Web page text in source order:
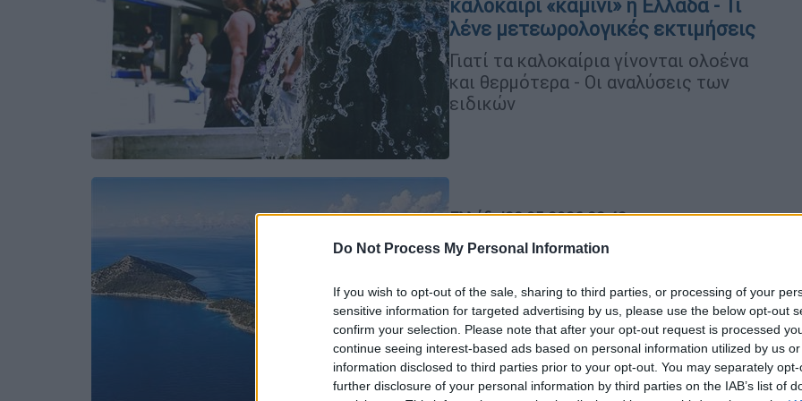
Do Not Process My Personal Information
If you wish to opt-out of the sale, sharing to third parties, or processing of your
sensitive information for targeted advertising by us, please use the below opt-out
confirm your selection. Please note that after your opt-out request is processed
continue seeing interest-based ads based on personal information utilized by us
information disclosed to third parties prior to your opt-out. You may separately
further disclosure of your personal information by third parties on the IAB’s list of
καλοκαίρι «καμίνι» η Ελλάδα - Τι
λένε μετεωρολογικές εκτιμήσεις
Γιατί τα καλοκαίρια γίνονται ολοένα
και θερμότερα - Οι αναλύσεις των
ειδικών
Ελλάδα|28.05.2026 22:42
Το ελληνικό νησί κόσμημα που
ιστορία και τα «αγκάθια»
Γιατί ένας μικρός επίγειος
παράδεισος πωλείται όσο ένα τυπικό
οικογενειακό διαμέρισμα